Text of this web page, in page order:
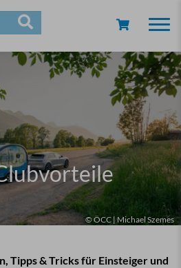
© ÖCC | Michael Szemes
Tipps & Tricks für Einsteiger und